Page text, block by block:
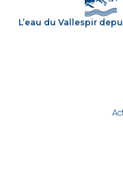
L’eau du Vallespir